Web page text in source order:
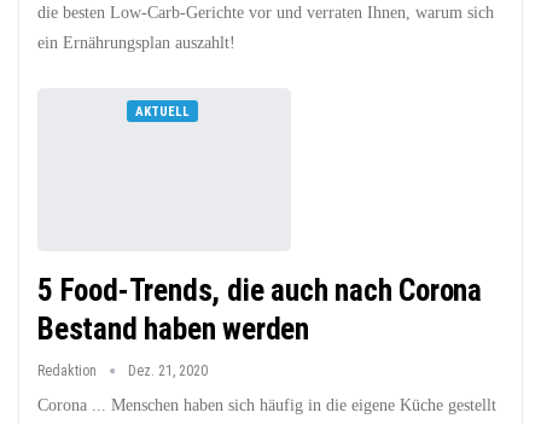
die besten Low-Carb-Gerichte vor und verraten Ihnen, warum sich
ein Ernährungsplan auszahlt!
AKTUELL
5 Food-Trends, die auch nach Corona
Bestand haben werden
Redaktion Dez. 21, 2020
Corona ... Menschen haben sich häufig in die eigene Küche gestellt